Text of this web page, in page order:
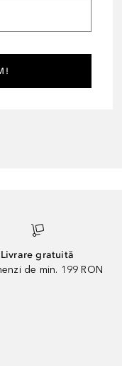
Livrare gratuită
de min. 199 RON